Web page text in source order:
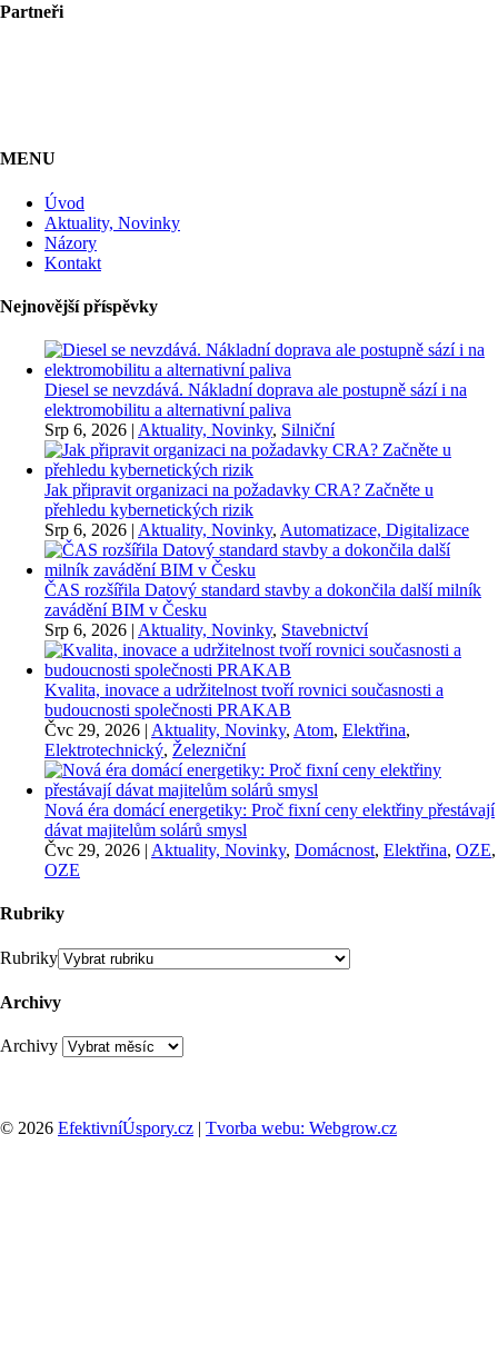
Partneři
MENU
Úvod
Aktuality, Novinky
Názory
Kontakt
Nejnovější příspěvky
Diesel se nevzdává. Nákladní doprava ale postupně sází i na
elektromobilitu a alternativní paliva
Srp 6, 2026 | Aktuality, Novinky, Silniční
Jak připravit organizaci na požadavky CRA? Začněte u
přehledu kybernetických rizik
Srp 6, 2026 | Aktuality, Novinky, Automatizace, Digitalizace
ČAS rozšířila Datový standard stavby a dokončila další milník
zavádění BIM v Česku
Srp 6, 2026 | Aktuality, Novinky, Stavebnictví
Kvalita, inovace a udržitelnost tvoří rovnici současnosti a
budoucnosti společnosti PRAKAB
Čvc 29, 2026 | Aktuality, Novinky, Atom, Elektřina,
Elektrotechnický, Železniční
Nová éra domácí energetiky: Proč fixní ceny elektřiny přestávají
dávat majitelům solárů smysl
Čvc 29, 2026 | Aktuality, Novinky, Domácnost, Elektřina, OZE,
OZE
Rubriky
Rubriky
Archivy
Archivy
© 2026 EfektivníÚspory.cz | Tvorba webu: Webgrow.cz